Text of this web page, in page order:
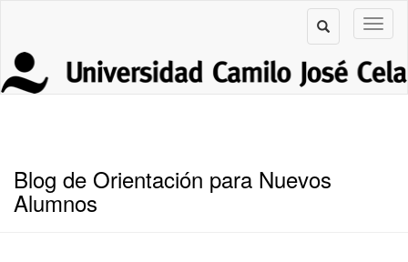
Blog de Orientación para Nuevos
Alumnos